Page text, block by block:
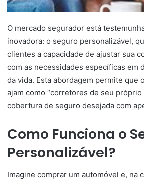
O mercado segurador está
inovadora: o seguro personalizável,
clientes a capacidade de ajustar sua
com as necessidades específicas em
da vida. Esta abordagem permite que
ajam como “corretores de seu próprio
cobertura de seguro desejada com
Como Funciona o
Personalizável?
Imagine comprar um automóvel e, na